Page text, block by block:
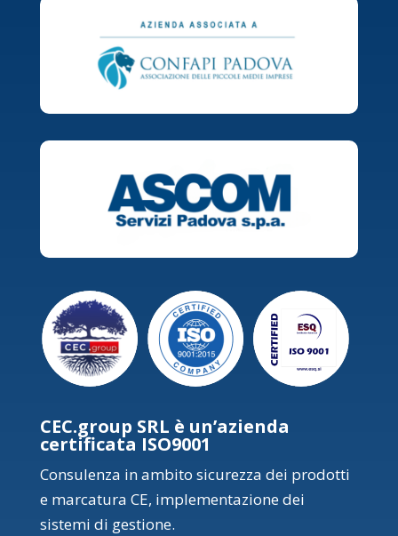
CEC.group SRL è un’azienda
certificata ISO9001
Consulenza in ambito sicurezza dei prodotti
e marcatura CE, implementazione dei
sistemi di gestione.